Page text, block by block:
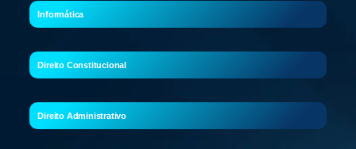
Informática
Direito Constitucional
Direito Administrativo